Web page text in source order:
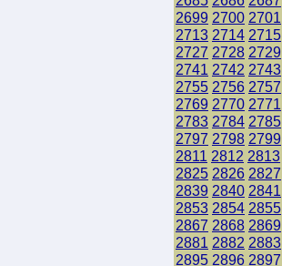
2699 2700 2701
2713 2714 2715
2727 2728 2729
2741 2742 2743
2755 2756 2757
2769 2770 2771
2783 2784 2785
2797 2798 2799
2811 2812 2813
2825 2826 2827
2839 2840 2841
2853 2854 2855
2867 2868 2869
2881 2882 2883
2895 2896 2897